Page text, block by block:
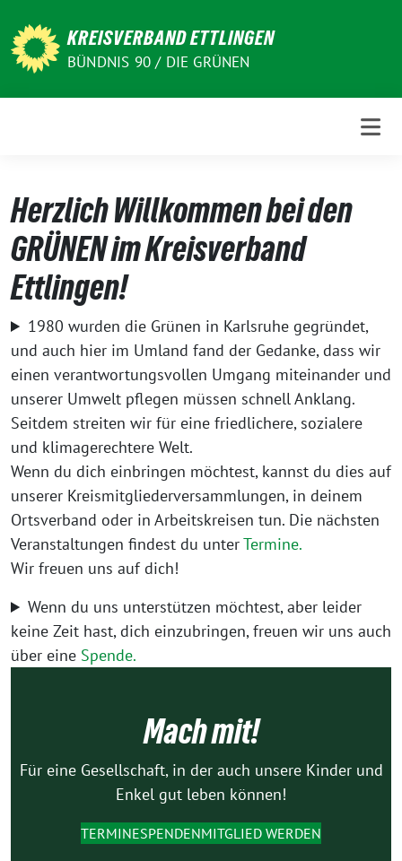
zum
Inhalt
KREISVERBAND ETTLINGEN
BÜNDNIS 90 / DIE GRÜNEN
Herzlich Willkommen bei den
GRÜNEN im Kreisverband
Ettlingen!
1980 wurden die Grünen in Karlsruhe gegründet,
und auch hier im Umland fand der Gedanke, dass wir
einen verantwortungsvollen Umgang miteinander und
unserer Umwelt pflegen müssen schnell Anklang.
Seitdem streiten wir für eine friedlichere, sozialere
und klimagerechtere Welt.
Wenn du dich einbringen möchtest, kannst du dies auf
unserer Kreismitgliederversammlungen, in deinem
Ortsverband oder in Arbeitskreisen tun. Die nächsten
Veranstaltungen findest du unterTermine.
Wir freuen uns auf dich!
Wenn du uns unterstützen möchtest, aber leider
keine Zeit hast, dich einzubringen, freuen wir uns auch
über eine Spende.
Mach mit!
Für eine Gesellschaft, in der auch unsere Kinder und
Enkel gut leben können!
TERMINESPENDENMITGLIED WERDEN